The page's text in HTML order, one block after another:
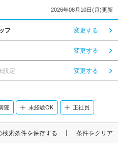
2026年08月10日(月)更新
フ 変更する
変更する
設定 変更する
院 未経験OK 正社員
検索条件を保存する 条件をクリア